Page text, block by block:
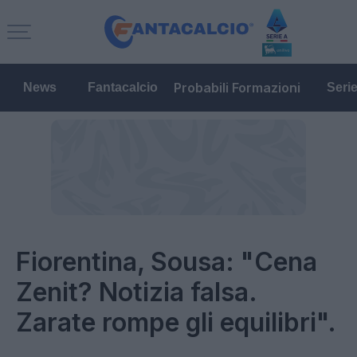
News Fantacalcio Probabili Formazioni
Fiorentina, Sousa: "Cena
Zenit? Notizia falsa.
Zarate rompe gli equilibri".